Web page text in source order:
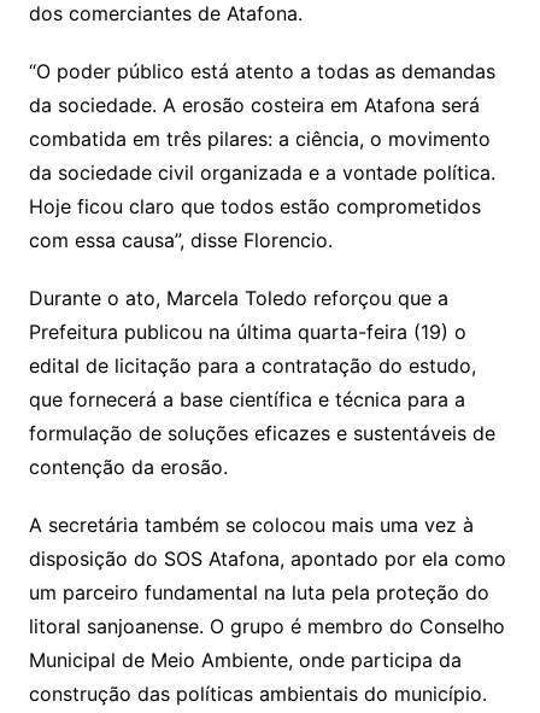
dos comerciantes de Atafona.
“O poder público está atento a todas as demandas
da sociedade. A erosão costeira em Atafona será
combatida em três pilares: a ciência, o movimento
da sociedade civil organizada e a vontade política.
Hoje ficou claro que todos estão comprometidos
com essa causa”, disse Florencio.
Durante o ato, Marcela Toledo reforçou que a
Prefeitura publicou na última quarta-feira (19) o
edital de licitação para a contratação do estudo,
que fornecerá a base científica e técnica para a
formulação de soluções eficazes e sustentáveis de
contenção da erosão.
A secretária também se colocou mais uma vez à
disposição do SOS Atafona, apontado por ela como
um parceiro fundamental na luta pela proteção do
litoral sanjoanense. O grupo é membro do Conselho
Municipal de Meio Ambiente, onde participa da
construção das políticas ambientais do município.